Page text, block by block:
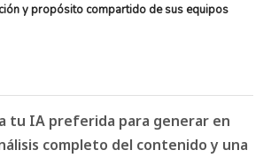
y propósito compartido de sus equipos
tu IA preferida para generar en
completo del contenido y una